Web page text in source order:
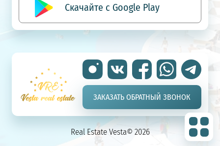
ЗАКАЗАТЬ ОБРАТНЫЙ ЗВОНОК
Скачайте с Google Play
Real Estate Vesta© 2026